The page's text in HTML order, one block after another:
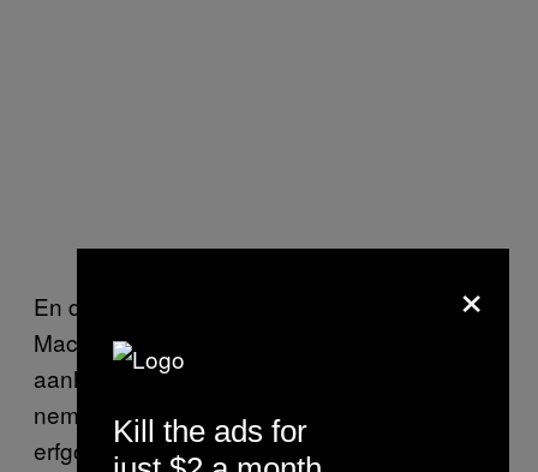
En dat is precies de reden dat mensen als
Mac van Dinther, die ook Slow Food-
aanhanger is, de reddingsactie zo serieus
nemen. Volgens de journalist gaat er culinair
erfgoed verloren als de slagerij moet sluiten –
×
Kill the ads for